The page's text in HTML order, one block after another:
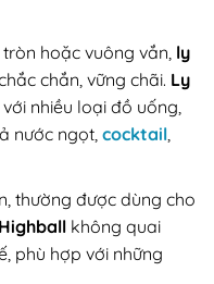
hoặc vuông vắn, ly
chắn, vững chãi. Ly
nhiều loại đồ uống,
nước ngọt, cocktail,
thường được dùng cho
không quai
phù hợp với những